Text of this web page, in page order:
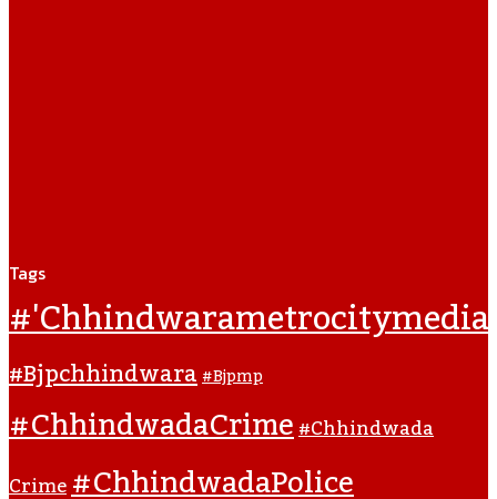
Tags
#'chhindwarametrocitymedia
#bjpchhindwara#bjpmp
#ChhindwadaCrime#Chhindwada
Crime#ChhindwadaPolice